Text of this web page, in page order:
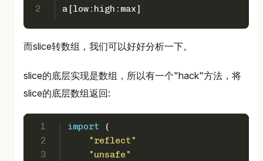
2
a[low:high:max]
而slice转数组，我们可以好好分析一下。
slice的底层实现是数组，所以有一个"hack"方法，将
slice的底层数组返回:
1
2
3
import (
"reflect"
"unsafe"